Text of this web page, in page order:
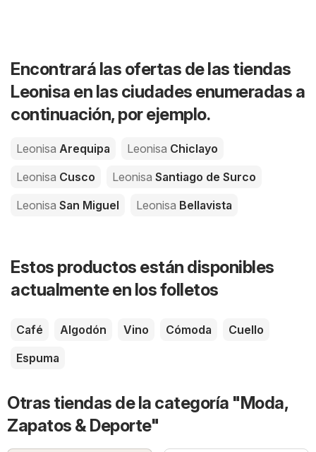
Encontrará las ofertas de las tiendas
Leonisa en las ciudades enumeradas a
continuación, por ejemplo.
Leonisa Arequipa Leonisa Chiclayo
Leonisa Cusco Leonisa Santiago de Surco
Leonisa San Miguel Leonisa Bellavista
Estos productos están disponibles
actualmente en los folletos
Café Algodón Vino Cómoda
Cuello
Espuma
Otras tiendas de la categoría "Moda,
Zapatos & Deporte"